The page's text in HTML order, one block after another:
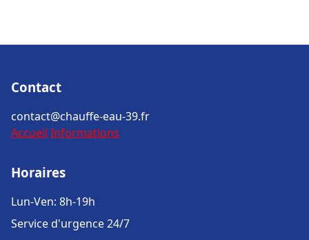
Contact
contact@chauffe-eau-39.fr
Accueil Informations
Horaires
Lun-Ven: 8h-19h
Service d'urgence 24/7